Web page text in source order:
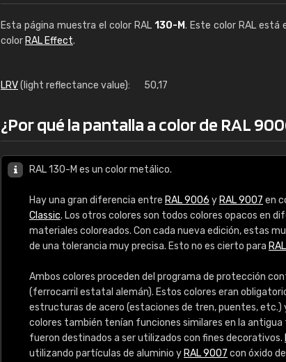
Esta página muestra el color RAL 130-M. Este color RAL está
color RAL Effect.
LRV(light reflectance value): 50,17
¿Por qué la pantalla a color de RAL
RAL 130-M es un color metálico.
Hay una gran diferencia entre RAL 9006 y RAL 9007 en
Classic. Los otros colores son todos colores opacos en
materiales coloreados. Con cada nueva edición, estas
de una tolerancia muy precisa. Esto no es cierto para
Ambos colores proceden del programa de protección
(ferrocarril estatal alemán). Estos colores eran
estructuras de acero (estaciones de tren, puentes,
colores también tenían funciones similares en la
fueron destinados a ser utilizados con fines decorativos.
utilizando partículas de aluminio y RAL 9007 con óxido